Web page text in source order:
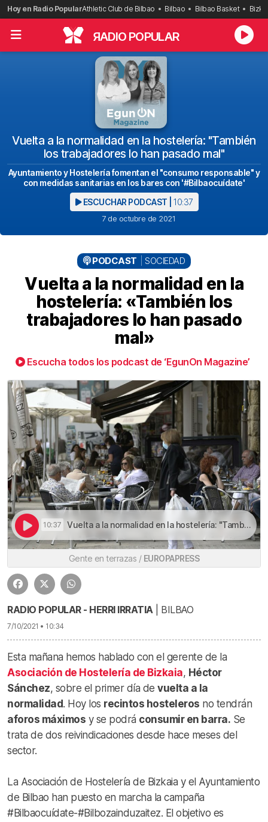
Saltar
al
contenido
Hoy en Radio PopularAthletic Club de Bilbao Bilbao Bilbao Basket
RADIO POPULAR
Vuelta a la normalidad en la hostelería: "También
los trabajadores lo han pasado mal"
Ayuntamiento y Hostelería fomentan el "consumo responsable" y
con medidas sanitarias en los bares con '#Bilbaocuídate'
ESCUCHAR PODCAST | 10:37
7 de octubre de 2021
PODCAST SOCIEDAD
Vuelta a la normalidad en la
hostelería: «También los
trabajadores lo han pasado
mal»
Escucha todos los podcast de ‘EgunOn Magazine’
10:37 Vuelta a la normalidad en la hostelería: "También los trabajadores lo han pasado mal" | Vuelta a la normalidad en la hostelería: «También los trabajadores lo han pasado mal»
Gente en terrazas / EUROPAPRESS
RADIO POPULAR - HERRI IRRATIA| BILBAO
7/10/2021 • 10:34
Esta mañana hemos hablado con el gerente de la
Asociación de Hostelería de Bizkaia, Héctor
Sánchez, sobre el primer día de vuelta a la
normalidad. Hoy los recintos hosteleros no tendrán
aforos máximos y se podrá consumir en barra. Se
trata de dos reivindicaciones desde hace meses del
sector.
La Asociación de Hostelería de Bizkaia y el Ayuntamiento
de Bilbao han puesto en marcha la campaña
#Bilbaocuídate-#Bilbozainduzaitez. El objetivo es